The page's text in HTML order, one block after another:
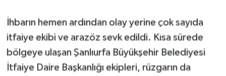
İhbarın hemen ardından olay yerine çok sayıda
itfaiye ekibi ve arazöz sevk edildi. Kısa sürede
bölgeye ulaşan Şanlıurfa Büyükşehir Belediyesi
İtfaiye Daire Başkanlığı ekipleri, rüzgarın da